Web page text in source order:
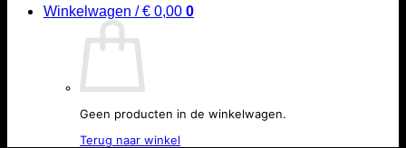
Winkelwagen /€ 0,00 0
Geen producten in de winkelwagen.
Terug naar winkel